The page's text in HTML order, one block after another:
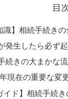
目
識】相続手続き
発生したら必ず
続きの大まかな
現在の重要な変
イド】相続手続